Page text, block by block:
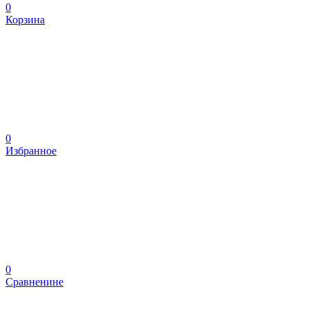
0
Корзина
0
Избранное
0
Сравненине